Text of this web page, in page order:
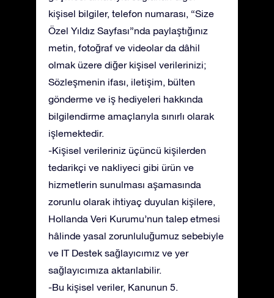
kişisel bilgiler, telefon numarası, “Size
Özel Yıldız Sayfası”nda paylaştığınız
metin, fotoğraf ve videolar da dâhil
olmak üzere diğer kişisel verilerinizi;
Sözleşmenin ifası, iletişim, bülten
gönderme ve iş hediyeleri hakkında
bilgilendirme amaçlarıyla sınırlı olarak
işlemektedir.
-Kişisel verileriniz üçüncü kişilerden
tedarikçi ve nakliyeci gibi ürün ve
hizmetlerin sunulması aşamasında
zorunlu olarak ihtiyaç duyulan kişilere,
Hollanda Veri Kurumu’nun talep etmesi
hâlinde yasal zorunluluğumuz sebebiyle
ve IT Destek sağlayıcımız ve yer
sağlayıcımıza aktarılabilir.
-Bu kişisel veriler, Kanunun 5.